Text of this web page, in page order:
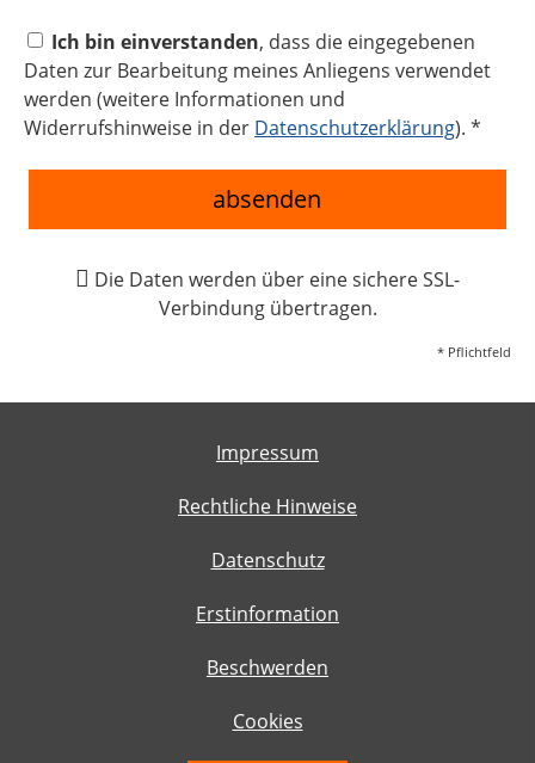
Ich bin einverstanden, dass die eingegebenen
Daten zur Bearbeitung meines Anliegens verwendet
werden (weitere Informationen und
Widerrufshinweise in der Datenschutzerklärung). *
absenden
Die Daten werden über eine sichere SSL-
Verbindung übertragen.
* Pflichtfeld
Impressum
Rechtliche Hinweise
Datenschutz
Erstinformation
Beschwerden
Cookies